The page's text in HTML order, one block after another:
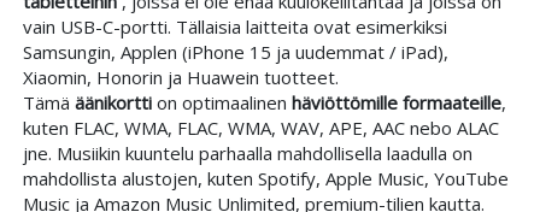
vain USB-C-portti. Tällaisia laitteita ovat esimerkiksi
Samsungin, Applen (iPhone 15 ja uudemmat / iPad),
Xiaomin, Honorin ja Huawein tuotteet.
Tämä äänikorttion optimaalinen häviöttömille formaateille,
kuten FLAC, WMA, FLAC, WMA, WAV, APE, AAC nebo ALAC
jne. Musiikin kuuntelu parhaalla mahdollisella laadulla on
mahdollista alustojen, kuten Spotify, Apple Music, YouTube
Music ja Amazon Music Unlimited, premium-tilien kautta.